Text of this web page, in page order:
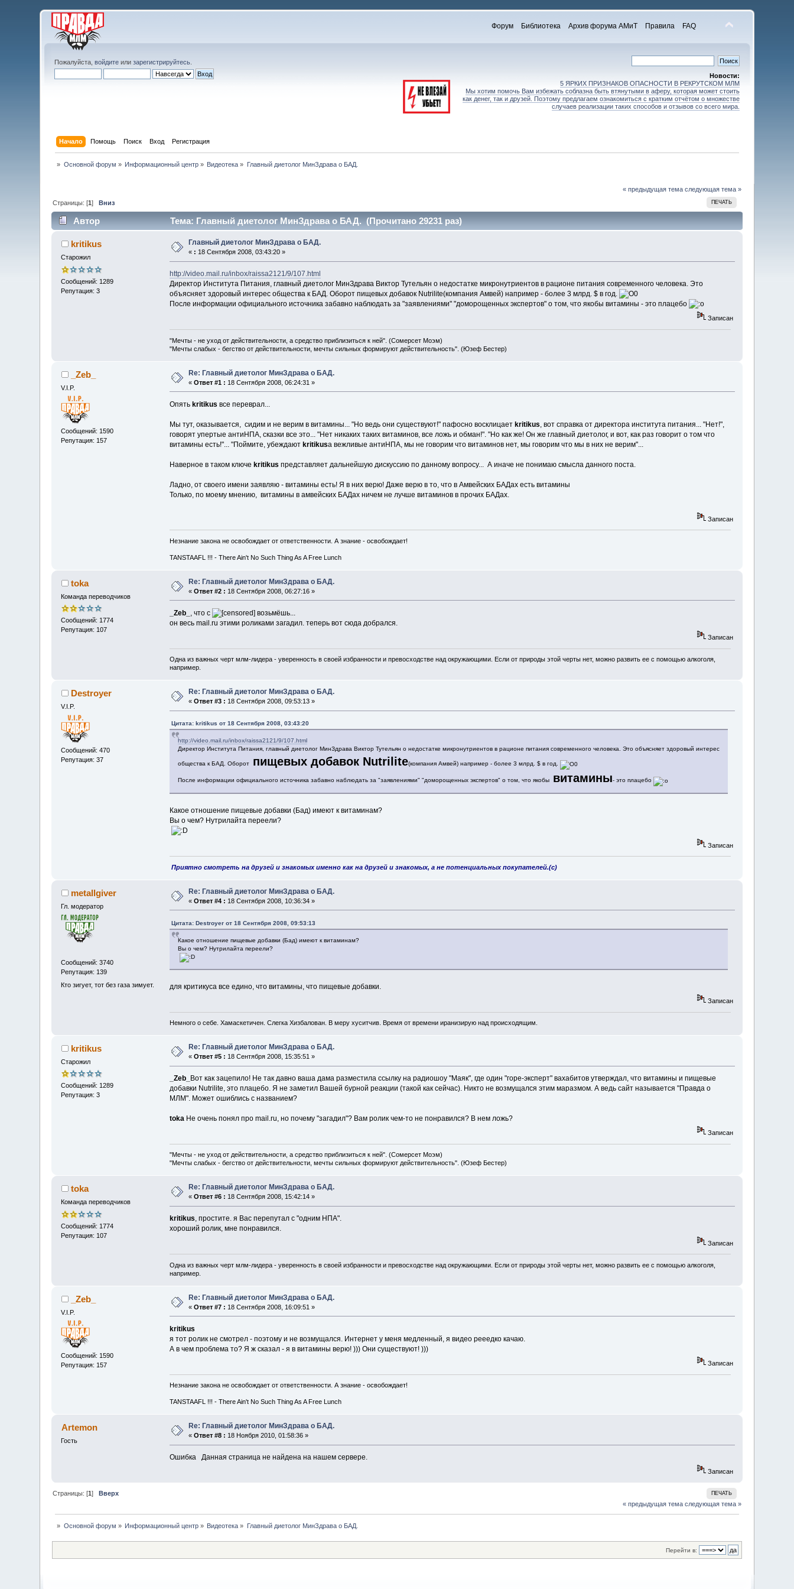
Форум Библиотека Архив форума АМиТ Правила FAQ
Пожалуйста,войдите илизарегистрируйтесь
Новости:
5 ЯРКИХ ПРИЗНАКОВ ОПАСНОСТИ В РЕКРУТСКОМ МЛМ
Мы хотим помочь Вам избежать соблазна быть втянутыми в аферу, которая может стоить
как денег, так и друзей. Поэтому предлагаем ознакомиться с кратким отчётом о множестве
случаев реализации таких способов и отзывов со всего мира.
Начало Помощь Поиск Вход Регистрация
» Основной форум » Информационный центр » Видеотека » Главный диетолог МинЗдрава о БАД.
« предыдущая тема следующая тема »
ПЕЧАТЬ
Страницы: [1]Вниз
Автор Тема: Главный диетолог МинЗдрава о БАД. (Прочитано 29231 раз)
kritikus
Старожил
Сообщений: 1289
Репутация: 3
Главный диетолог МинЗдрава о БАД.
« : 18 Сентября 2008, 03:43:20 »
http://video.mail.ru/inbox/raissa2121/9/107.html
Директор Института Питания, главный диетолог МинЗдрава Виктор Тутельян о недостатке микронутриентов в рационе питания современного человека. Это
объясняет здоровый интерес общества к БАД. Оборот пищевых добавок Nutrilite(компания Амвей) например - более 3 млрд. $ в год.
После информации официального источника забавно наблюдать за "заявлениями" "доморощенных экспертов" о том, что якобы витамины - это плацебо
Записан
"Мечты - не уход от действительности, а средство приблизиться к ней". (Сомерсет Моэм)
"Мечты слабых - бегство от действительности, мечты сильных формируют действительность". (Юзеф Бестер)
_Zeb_
V.I.P.
Сообщений: 1590
Репутация: 157
Re: Главный диетолог МинЗдрава о БАД.
«Ответ #1 : 18 Сентября 2008, 06:24:31 »
Опять kritikus все переврал...
Мы тут, оказывается, сидим и не верим в витамины... "Но ведь они существуют!" пафосно восклицает kritikus , вот справка от директора института питания... "Нет!",
говорят упертые антиНПА, сказки все это... "Нет никаких таких витаминов, все ложь и обман!". "Но как же! Он же главный диетолог, и вот, как раз говорит о том что
витамины есть!"... "Поймите, убеждают kritikusа вежливые антиНПА, мы не говорим что витаминов нет, мы говорим что мы в них не верим"...
Наверное в таком ключе kritikus представляет дальнейшую дискуссию по данному вопросу... А иначе не понимаю смысла данного поста.
Ладно, от своего имени заявляю - витамины есть! Я в них верю! Даже верю в то, что в Амвейских БАДах есть витамины
Только, по моему мнению, витамины в амвейских БАДах ничем не лучше витаминов в прочих БАДах.
Записан
Незнание закона не освобождает от ответственности. А знание - освобождает!
TANSTAAFL !!! - There Ain't No Such Thing As A Free Lunch
toka
Команда переводчиков
Сообщений: 1774
Репутация: 107
Re: Главный диетолог МинЗдрава о БАД.
«Ответ #2 : 18 Сентября 2008, 06:27:16 »
_Zeb_ , что с
возьмёшь...
он весь mail.ru этими роликами загадил. теперь вот сюда добрался.
Записан
Одна из важных черт млм-лидера - уверенность в своей избранности и превосходстве над окружающими. Если от природы этой черты нет, можно развить ее с помощью алкоголя,
например.
Destroyer
V.I.P.
Сообщений: 470
Репутация: 37
Re: Главный диетолог МинЗдрава о БАД.
«Ответ #3 : 18 Сентября 2008, 09:53:13 »
Цитата: kritikus от 18 Сентября 2008, 03:43:20
http://video.mail.ru/inbox/raissa2121/9/107.html
Директор Института Питания, главный диетолог МинЗдрава Виктор Тутельян о недостатке микронутриентов в рационе питания современного человека. Это объясняет здоровый интерес
общества к БАД. Оборотпищевых добавок Nutrilite(компания Амвей) например - более 3 млрд. $ в год.
После информации официального источника забавно наблюдать за "заявлениями" "доморощенных экспертов" о том, что якобы витамины- это плацебо
Какое отношение пищевые добавки (Бад) имеют к витаминам?
Вы о чем? Нутрилайта переели?
Записан
Приятно смотреть на друзей и знакомых именно как на друзей и знакомых, а не потенциальных покупателей.(с)
metallgiver
Гл. модератор
Сообщений: 3740
Репутация: 139
Кто зигует, тот без газа зимует.
Re: Главный диетолог МинЗдрава о БАД.
«Ответ #4 : 18 Сентября 2008, 10:36:34 »
Цитата: Destroyer от 18 Сентября 2008, 09:53:13
Какое отношение пищевые добавки (Бад) имеют к витаминам?
Вы о чем? Нутрилайта переели?
для критикуса все едино, что витамины, что пищевые добавки.
Записан
Немного о себе. Хамаскетичен. Слегка Хизбалован. В меру хуситчив. Время от времени иранизирую над происходящим.
kritikus
Старожил
Сообщений: 1289
Репутация: 3
Re: Главный диетолог МинЗдрава о БАД.
«Ответ #5 : 18 Сентября 2008, 15:35:51 »
_Zeb_
Вот как зацепило! Не так давно ваша дама разместила ссылку на радиошоу "Маяк", где один "горе-эксперт" вахабитов утверждал, что витамины и пищевые
добавки Nutrilite, это плацебо. Я не заметил Вашей бурной реакции (такой как сейчас). Никто не возмущался этим маразмом. А ведь сайт называется "Правда о
МЛМ". Может ошиблись с названием?
tokaНе очень понял про mail.ru, но почему "загадил"? Вам ролик чем-то не понравился? В нем ложь?
Записан
"Мечты - не уход от действительности, а средство приблизиться к ней". (Сомерсет Моэм)
"Мечты слабых - бегство от действительности, мечты сильных формируют действительность". (Юзеф Бестер)
toka
Команда переводчиков
Сообщений: 1774
Репутация: 107
Re: Главный диетолог МинЗдрава о БАД.
«Ответ #6 : 18 Сентября 2008, 15:42:14 »
kritikus, простите. я Вас перепутал с "одним НПА".
хороший ролик, мне понравился.
Записан
Одна из важных черт млм-лидера - уверенность в своей избранности и превосходстве над окружающими. Если от природы этой черты нет, можно развить ее с помощью алкоголя,
например.
_Zeb_
V.I.P.
Сообщений: 1590
Репутация: 157
Re: Главный диетолог МинЗдрава о БАД.
«Ответ #7 : 18 Сентября 2008, 16:09:51 »
kritikus
я тот ролик не смотрел - поэтому и не возмущался. Интернет у меня медленный, я видео рееедко качаю.
А в чем проблема то? Я ж сказал - я в витамины верю! ))) Они существуют! )))
Записан
Незнание закона не освобождает от ответственности. А знание - освобождает!
TANSTAAFL !!! - There Ain't No Such Thing As A Free Lunch
Artemon
Гость
Re: Главный диетолог МинЗдрава о БАД.
«Ответ #8 : 18 Ноября 2010, 01:58:36 »
Ошибка Данная страница не найдена на нашем сервере.
Записан
ПЕЧАТЬ
Страницы: [1]
Вверх
« предыдущая тема следующая тема »
» Основной форум » Информационный центр » Видеотека » Главный диетолог МинЗдрава о БАД.
Перейти в: